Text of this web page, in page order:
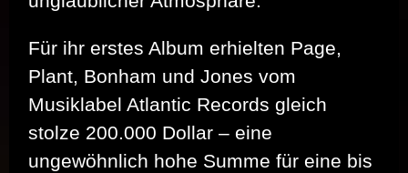
Für ihr erstes Album erhielten Page,
Plant, Bonham und Jones vom
Musiklabel Atlantic Records gleich
stolze 200.000 Dollar – eine
ungewöhnlich hohe Summe für eine bis